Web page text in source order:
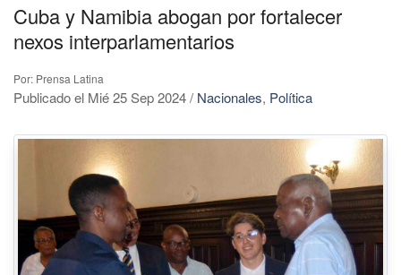
Cuba y Namibia abogan por fortalecer
nexos interparlamentarios
Por: Prensa Latina
Publicado el Mié 25 Sep 2024/ Nacionales, Política